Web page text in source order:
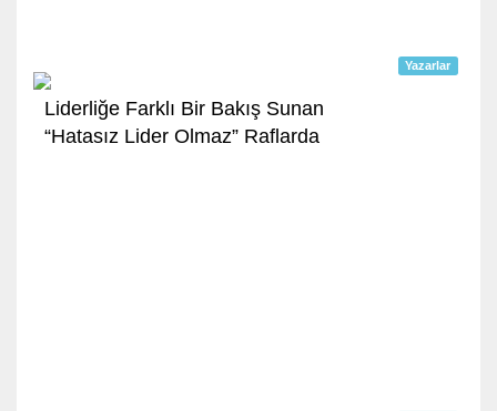
Yazarlar
Liderliğe Farklı Bir Bakış Sunan
“Hatasız Lider Olmaz” Raflarda